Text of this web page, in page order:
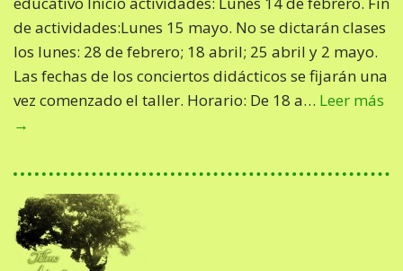
de actividades:Lunes 15 mayo. No se dictarán clases
los lunes: 28 de febrero; 18 abril; 25 abril y 2 mayo.
Las fechas de los conciertos didácticos se fijarán una
vez comenzado el taller. Horario: De 18 a… Leer más
→